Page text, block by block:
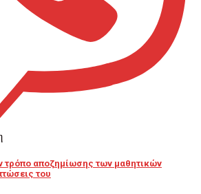
τρόπο αποζημίωσης των μαθητικών
του